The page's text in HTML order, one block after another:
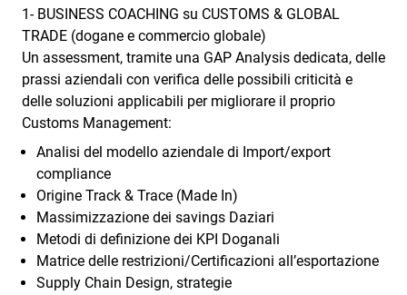
1- BUSINESS COACHING su CUSTOMS & GLOBAL
TRADE (dogane e commercio globale)
Un assessment, tramite una GAP Analysis dedicata, delle
prassi aziendali con verifica delle possibili criticità e
delle soluzioni applicabili per migliorare il proprio
Customs Management:
Analisi del modello aziendale di Import/export
compliance
Origine Track & Trace (Made In)
Massimizzazione dei savings Daziari
Metodi di definizione dei KPI Doganali
Matrice delle restrizioni/Certificazioni all’esportazione
Supply Chain Design, strategie